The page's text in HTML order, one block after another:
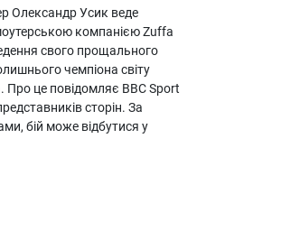
Олександр Усик веде
компанією Zuffa
свого прощального
чемпіона світу
Про це повідомляє BBC Sport
сторін. За
бій може відбутися у